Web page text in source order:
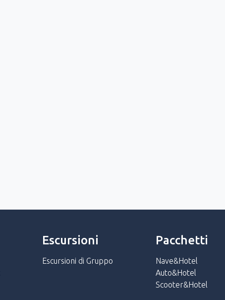
Escursioni
Escursioni di Gruppo
Pacchetti
Nave&Hotel
Auto&Hotel
Scooter&Hotel